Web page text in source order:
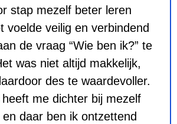
stap mezelf beter leren
voelde veilig en verbindend
de vraag “Wie ben ik?” te
was niet altijd makkelijk,
des te waardevoller.
me dichter bij mezelf
daar ben ik ontzettend